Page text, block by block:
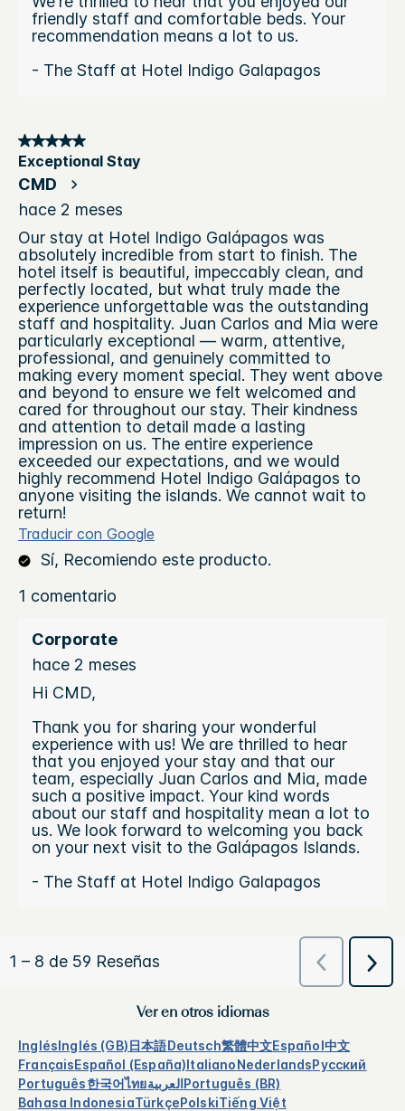
Ver en otros idiomas
InglésInglés (GB)日本語Deutsch繁體中文Español中文
FrançaisEspañol (España)ItalianoNederlandsРусский
Português한국어ไทยالعربيةPortuguês (BR)
Bahasa IndonesiaTürkçePolskiTiếng Việt